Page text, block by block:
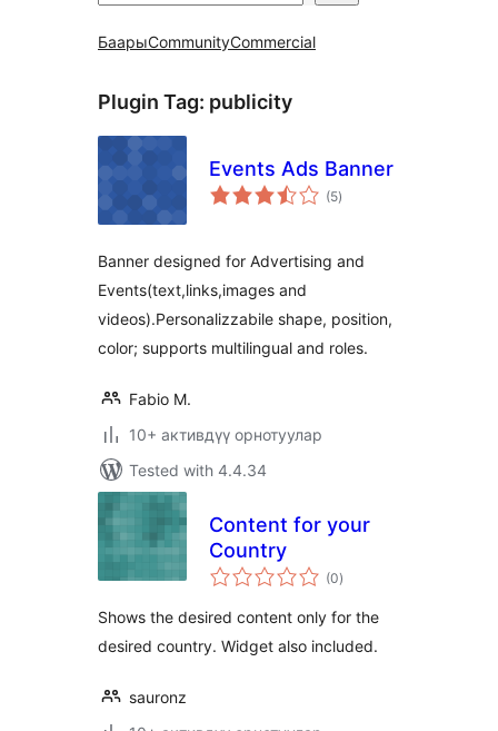
БаарыCommunityCommercial
Plugin Tag: publicity
Events Ads Banner
(5total
ratings
)
Banner designed for Advertising and
Events(text,links,images and
videos).Personalizzabile shape, position,
color; supports multilingual and roles.
Fabio M.
10+ активдүү орнотуулар
Tested with 4.4.34
Content for your
Country
(0total
ratings
)
Shows the desired content only for the
desired country. Widget also included.
sauronz